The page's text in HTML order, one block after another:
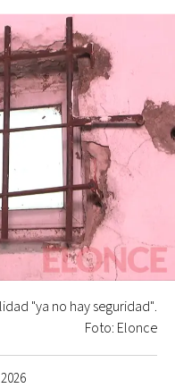
"ya no hay seguridad".
Foto: Elonce